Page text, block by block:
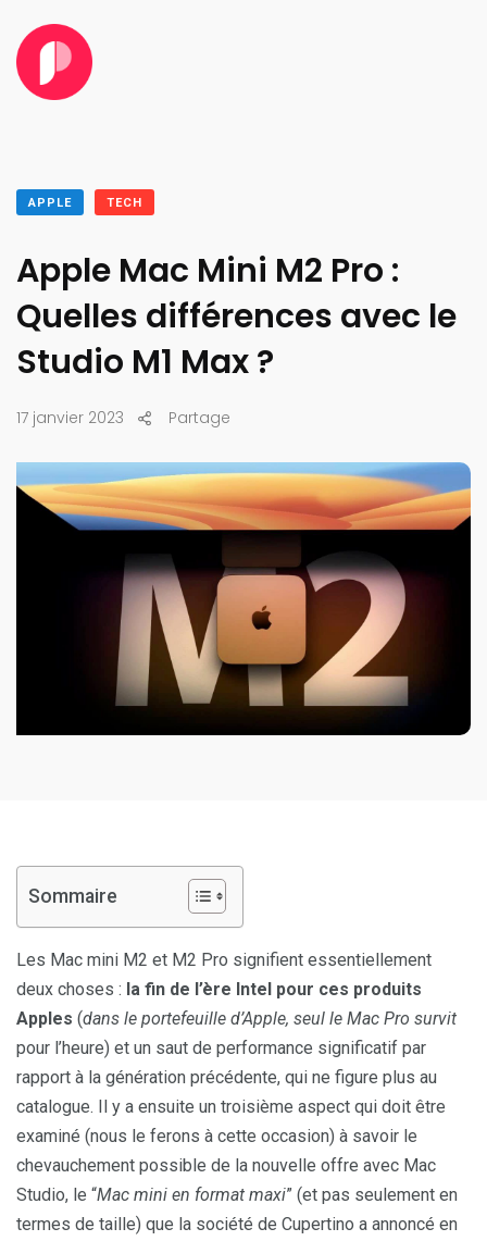
APPLE TECH
Apple Mac Mini M2 Pro :
Quelles différences avec le
Studio M1 Max ?
17 janvier 2023 Partage
Sommaire
Les Mac mini M2 et M2 Pro signifient essentiellement
deux choses : la fin de l’ère Intel pour ces produits
Apples (dans le portefeuille d’Apple, seul le Mac Pro survit
pour l’heure) et un saut de performance significatif par
rapport à la génération précédente, qui ne figure plus au
catalogue. Il y a ensuite un troisième aspect qui doit être
examiné (nous le ferons à cette occasion) à savoir le
chevauchement possible de la nouvelle offre avec Mac
Studio, le “Mac mini en format maxi” (et pas seulement en
termes de taille) que la société de Cupertino a annoncé en